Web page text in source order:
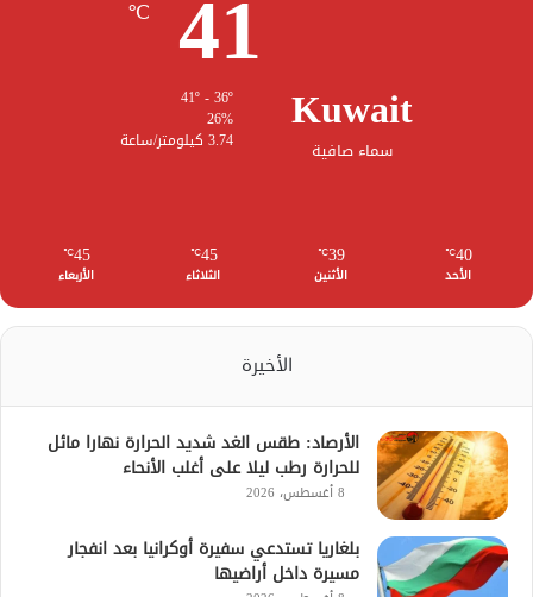
Kuwait
سماء صافية
℃
26%
3.74 كيلومتر/ساعة
40
℃
الأحد
39
℃
الأثنين
45
℃
الثلاثاء
45
℃
الأربعاء
الأخيرة
الأرصاد: طقس الغد شديد الحرارة نهارا مائل
للحرارة رطب ليلا على أغلب الأنحاء
8 أغسطس، 2026
بلغاريا تستدعي سفيرة أوكرانيا بعد انفجار
مسيرة داخل أراضيها